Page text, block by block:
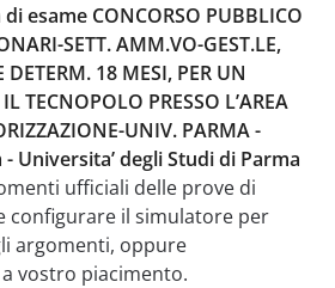
esame CONCORSO PUBBLICO
SETT. AMM.VO-GEST.LE,
18 MESI, PER UN
TECNOPOLO PRESSO L’AREA
UNIV. PARMA -
- Universita’ degli Studi di Parma
ufficiali delle prove di
configurare il simulatore per
argomenti, oppure
vostro piacimento.